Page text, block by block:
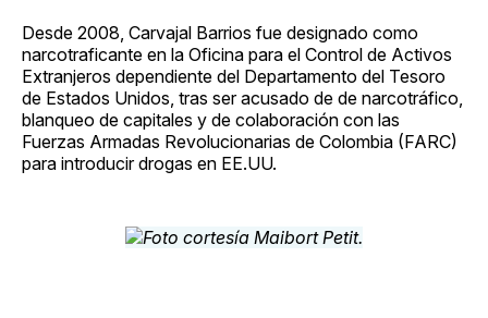
Desde 2008, Carvajal Barrios fue designado como
narcotraficante en la Oficina para el Control de Activos
Extranjeros dependiente del Departamento del Tesoro
de Estados Unidos, tras ser acusado de de narcotráfico,
blanqueo de capitales y de colaboración con las
Fuerzas Armadas Revolucionarias de Colombia (FARC)
para introducir drogas en EE.UU.